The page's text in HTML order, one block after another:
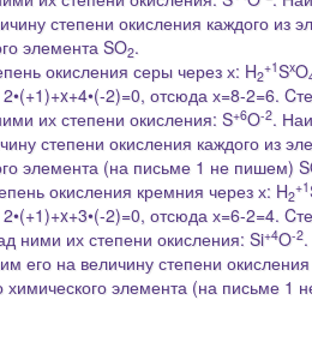
степени окисления каждого из
элементаSO2.
окисления серы через х: H2
+1SxO
x+4•(-2)=0, отсюда х=8-2=6.
их степени окисления: S+6O-2.
степени окисления каждого из
элемента (на письме 1 не пишем)
окисления кремния через х: H2
+1
x+3•(-2)=0, отсюда х=6-2=4.
ними их степени окисления: Si+4O-2.
его на величину степени окисления
элемента (на письме 1